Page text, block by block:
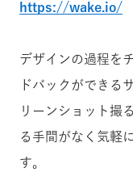
https://wake.io/
デザインの過程を
ドバックができる
リーンショット撮
る手間がなく気軽
す。